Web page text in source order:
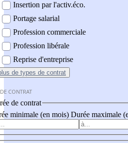
Insertion par l'activ.éco.
Portage salarial
Profession commerciale
Profession libérale
Reprise d'entreprise
de types de contrat
CONTRAT
de contrat
minimale (en mois) Durée maximale